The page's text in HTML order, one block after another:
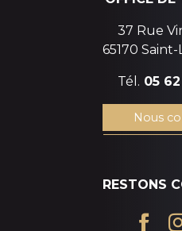
37 Rue
65170
Tél. 05
Nous
RESTONS